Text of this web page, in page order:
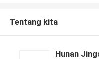
Tentang kita
Hunan